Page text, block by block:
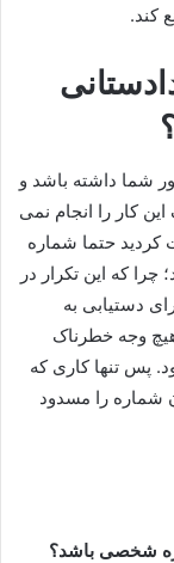
کند.
شما داشته باشد و
کار را انجام نمی
کردید حتما شماره
چرا که این تکرار در
دستیابی به
وجه خطرناک
پس تنها کاری که
شماره را مسدود
شخصی باشد؟